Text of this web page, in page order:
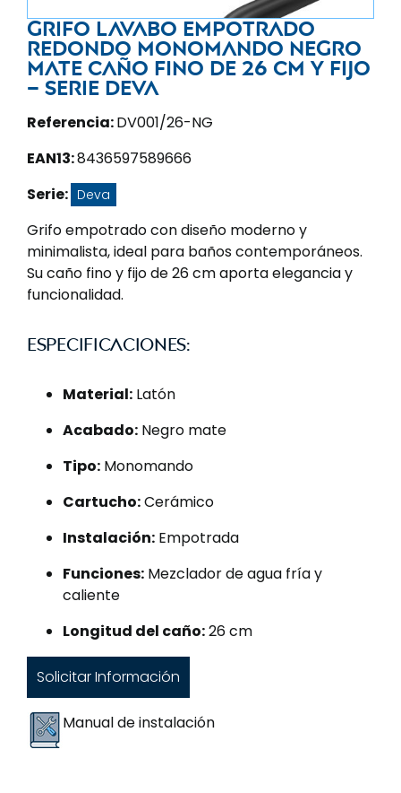
Grifo lavabo empotrado
redondo monomando negro
mate caño fino de 26 cm y fijo
– Serie Deva
Referencia:DV001/26-NG
EAN13:8436597589666
Serie: Deva
Grifo empotrado con diseño moderno y
minimalista, ideal para baños contemporáneos.
Su caño fino y fijo de 26 cm aporta elegancia y
funcionalidad.
Especificaciones:
Material: Latón
Acabado: Negro mate
Tipo: Monomando
Cartucho:Cerámico
Instalación: Empotrada
Funciones: Mezclador de agua fría y
caliente
Longitud del caño:26 cm
Solicitar Información
Manual de instalación